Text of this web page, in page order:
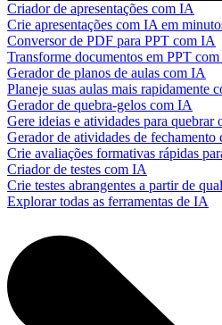
Criador de apresentações com IA
Crie apresentações com IA em
Conversor de PDF para PPT com IA
Transforme documentos em PPT
Gerador de planos de aulas com IA
Planeje suas aulas mais rapidamente
Gerador de quebra-gelos com IA
Gere ideias e atividades para quebrar
Gerador de atividades de fechamento
Crie avaliações formativas rápidas
Criador de testes com IA
Crie testes abrangentes a partir de
Explorar todas as ferramentas de IA